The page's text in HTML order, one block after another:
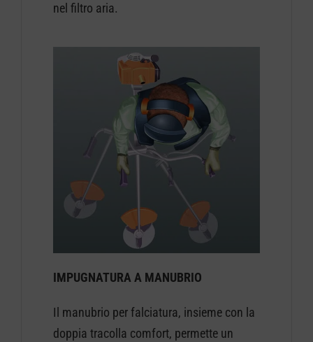
nel filtro aria.
IMPUGNATURA A MANUBRIO
Il manubrio per falciatura, insieme con la
doppia tracolla comfort, permette un